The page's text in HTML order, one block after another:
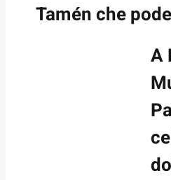
Tamén che
A